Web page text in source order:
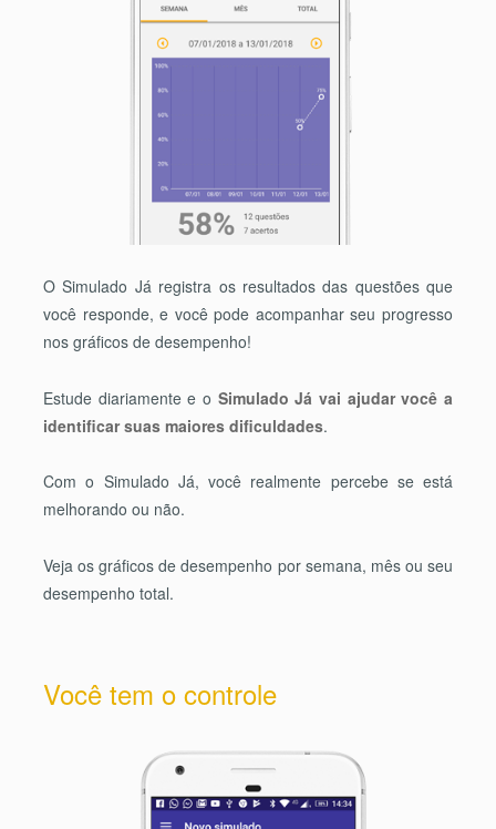
O Simulado Já registra os resultados das questões que
você responde, e você pode acompanhar seu progresso
nos gráficos de desempenho!
Estude diariamente e o Simulado Já vai ajudar você a
identificar suas maiores dificuldades.
Com o Simulado Já, você realmente percebe se está
melhorando ou não.
Veja os gráficos de desempenho por semana, mês ou seu
desempenho total.
Você tem o controle